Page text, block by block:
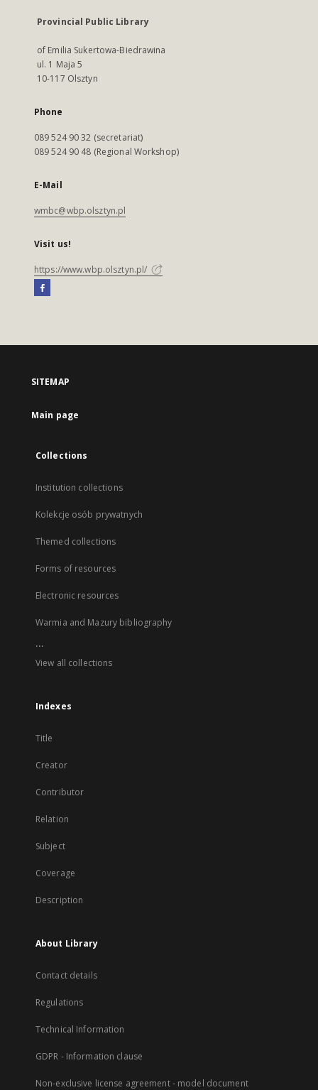
Provincial Public Library
of Emilia Sukertowa-Biedrawina
ul. 1 Maja 5
10-117 Olsztyn
Phone
089 524 90 32 (secretariat)
089 524 90 48 (Regional Workshop)
E-Mail
wmbc@wbp.olsztyn.pl
Visit us!
https://www.wbp.olsztyn.pl/
SITEMAP
Main page
Collections
Institution collections
Kolekcje osób prywatnych
Themed collections
Forms of resources
Electronic resources
Warmia and Mazury bibliography
...
View all collections
Indexes
Title
Creator
Contributor
Relation
Subject
Coverage
Description
About Library
Contact details
Regulations
Technical Information
GDPR - Information clause
Non-exclusive license agreement - model document